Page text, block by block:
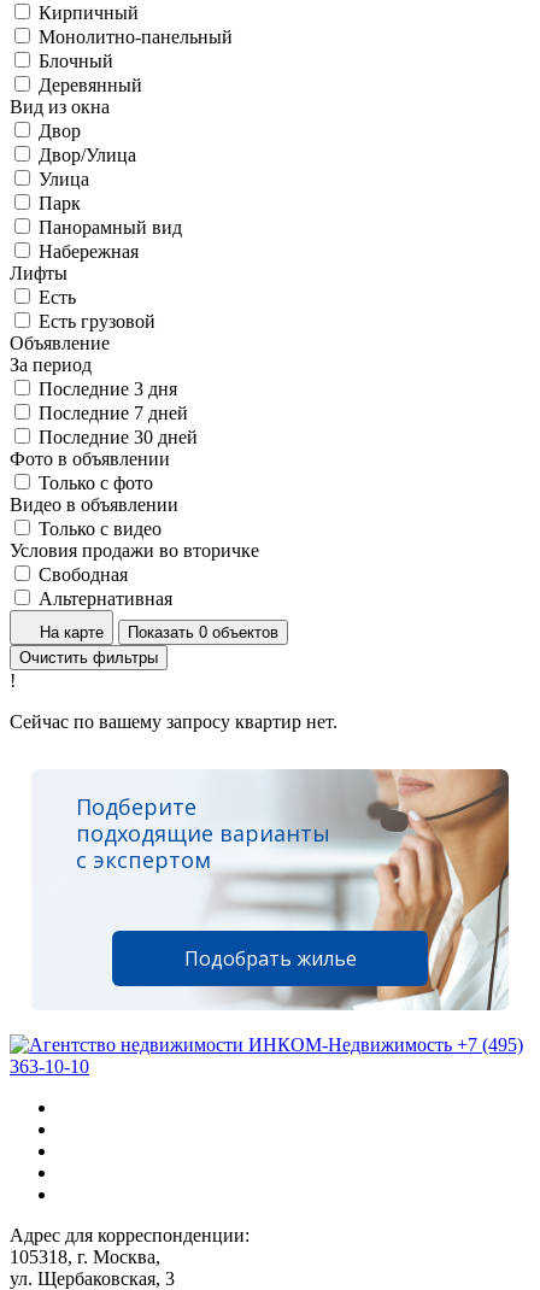
Кирпичный
Монолитно-панельный
Блочный
Деревянный
Вид из окна
Двор
Двор/Улица
Улица
Парк
Панорамный вид
Набережная
Лифты
Есть
Есть грузовой
Объявление
За период
Последние 3 дня
Последние 7 дней
Последние 30 дней
Фото в объявлении
Только с фото
Видео в объявлении
Только с видео
Условия продажи во вторичке
Свободная
Альтернативная
На карте
Показать 0 объектов
Очистить фильтры
!
Сейчас по вашему запросу квартир нет.
Подберите
подходящие варианты
с экспертом
Подобрать жилье
+7 (495)
363-10-10
Адрес для корреспонденции:
105318, г. Москва,
ул. Щербаковская, 3